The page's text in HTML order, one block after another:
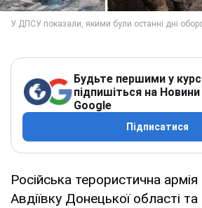
Будьте першими у
підпишіться на
Google
Підписатися
Російська терористична
Авдіївку Донецької області